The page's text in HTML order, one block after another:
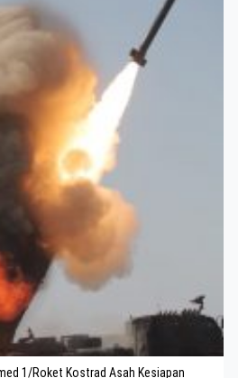
1/Roket Kostrad Asah Kesiapan